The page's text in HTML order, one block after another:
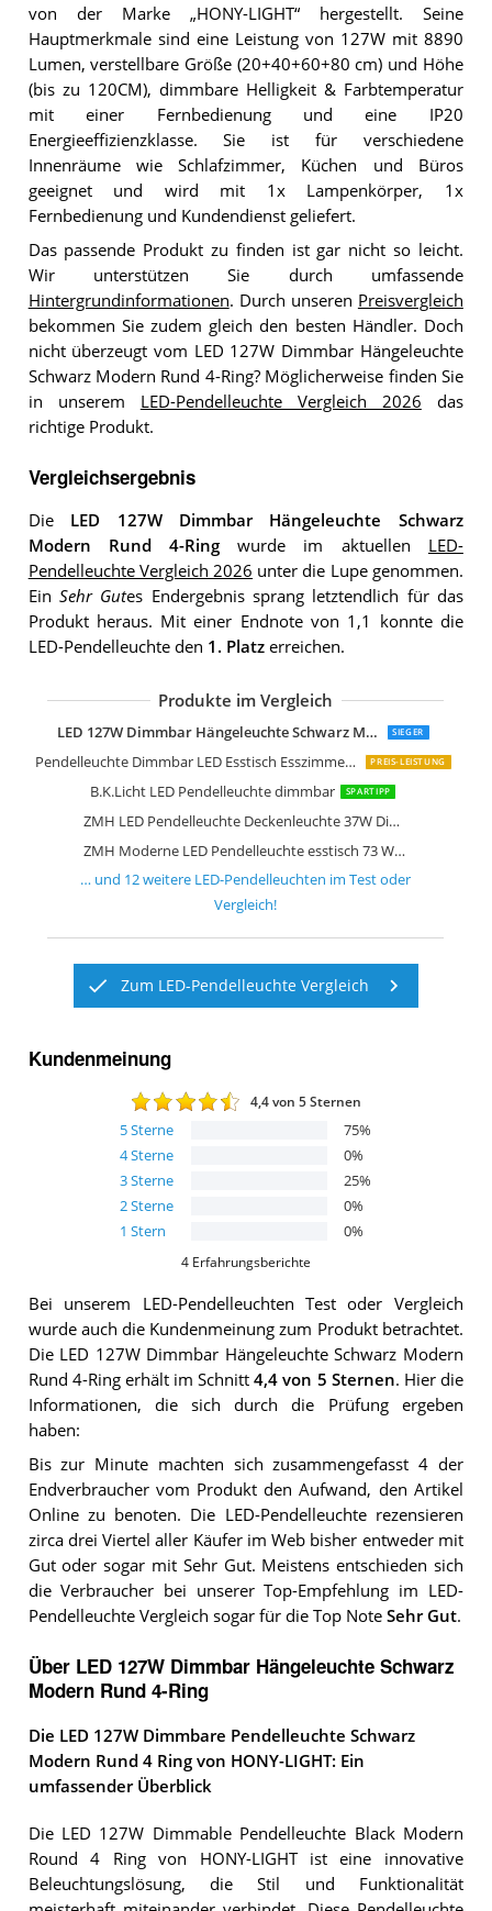
von der Marke „HONY-LIGHT“ hergestellt. Seine
Hauptmerkmale sind eine Leistung von 127W mit 8890
Lumen, verstellbare Größe (20+40+60+80 cm) und Höhe
(bis zu 120CM), dimmbare Helligkeit & Farbtemperatur
mit einer Fernbedienung und eine IP20
Energieeffizienzklasse. Sie ist für verschiedene
Innenräume wie Schlafzimmer, Küchen und Büros
geeignet und wird mit 1x Lampenkörper, 1x
Fernbedienung und Kundendienst geliefert.
Das passende Produkt zu finden ist gar nicht so leicht.
Wir unterstützen Sie durch umfassende
Hintergrundinformationen. Durch unseren Preisvergleich
bekommen Sie zudem gleich den besten Händler. Doch
nicht überzeugt vom LED 127W Dimmbar Hängeleuchte
Schwarz Modern Rund 4-Ring? Möglicherweise finden Sie
in unserem LED-Pendelleuchte Vergleich 2026 das
richtige Produkt.
Vergleichsergebnis
Die LED 127W Dimmbar Hängeleuchte Schwarz
Modern Rund 4-Ring wurde im aktuellen LED-
Pendelleuchte Vergleich 2026 unter die Lupe genommen.
Ein Sehr Gutes Endergebnis sprang letztendlich für das
Produkt heraus. Mit einer Endnote von 1,1 konnte die
LED-Pendelleuchte den 1. Platzerreichen.
Produkte im Vergleich
LED 127W Dimmbar Hängeleuchte Schwarz Modern Rund 4-Ring SIEGER
Pendelleuchte Dimmbar LED Esstisch Esszimmerlampe Moderne PREIS-LEISTUNG
B.K.Licht LED Pendelleuchte dimmbar SPARTIPP
ZMH LED Pendelleuchte Deckenleuchte 37W Dimmbar Büro Pendelleuchte
ZMH Moderne LED Pendelleuchte esstisch 73 W Led 3-Ring led dimmbar Fernbedienung
LED Pendelleuchte in deutscher
… und 12weitere LED-Pendelleuchten im Test oder
Vergleich!
Zum LED-Pendelleuchte Vergleich
Kundenmeinung
4,4von 5 Sternen
5Sterne 75%
4Sterne 0%
3Sterne 25%
2Sterne 0%
1 Stern 0%
4 Erfahrungsberichte
Bei unserem LED-Pendelleuchten Test oder Vergleich
wurde auch die Kundenmeinung zum Produkt betrachtet.
Die LED 127W Dimmbar Hängeleuchte Schwarz Modern
Rund 4-Ringerhält im Schnitt4,4 von 5 Sternen. Hier die
Informationen, die sich durch die Prüfung ergeben
haben:
Bis zur Minute machten sich zusammengefasst 4 der
Endverbraucher vom Produkt den Aufwand, den Artikel
Online zu benoten. Die LED-Pendelleuchte rezensieren
zirca drei Viertel aller Käufer im Web bisher entweder mit
Gut oder sogar mit Sehr Gut. Meistens entschieden sich
die Verbraucher bei unserer Top-Empfehlung im LED-
Pendelleuchte Vergleich sogar für die Top Note Sehr Gut.
Über LED 127W Dimmbar Hängeleuchte Schwarz
Modern Rund 4-Ring
Die LED 127W Dimmbare Pendelleuchte Schwarz
Modern Rund 4 Ring von HONY-LIGHT: Ein
umfassender Überblick
Die LED 127W Dimmable Pendelleuchte Black Modern
Round 4 Ring von HONY-LIGHT ist eine innovative
Beleuchtungslösung, die Stil und Funktionalität